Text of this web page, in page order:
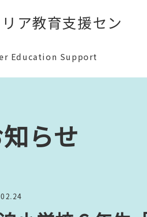
ア教育支援セン
Education Support
らせ